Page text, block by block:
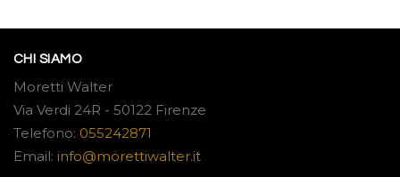
CHI SIAMO
Moretti Walter
Via Verdi 24R - 50122 Firenze
Telefono: 055242871
Email: info@morettiwalter.it